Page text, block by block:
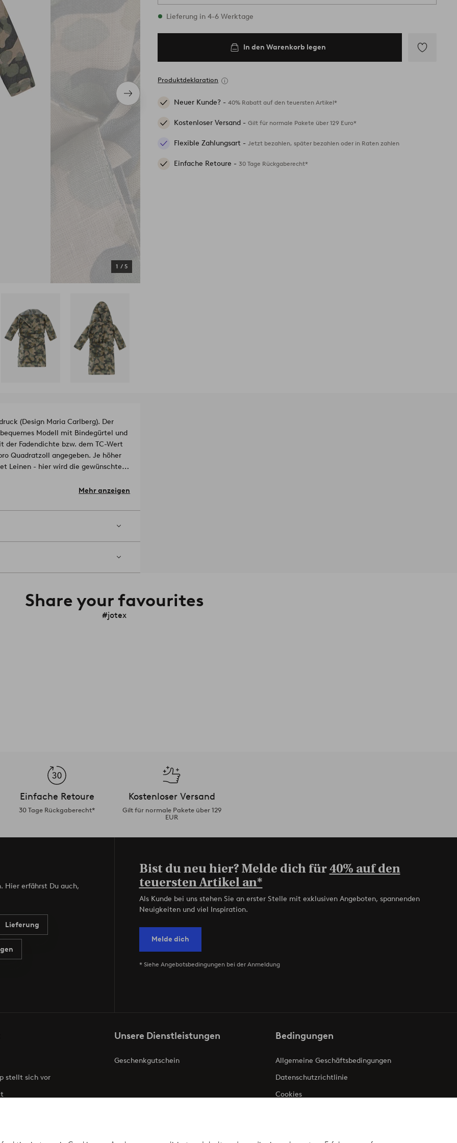
Nächstes
Produkt
1 / 5
Vorrätig
Lieferung in 4-6 Werktage
In den Warenkorb legen
Produktdeklaration
Neuer Kunde? -40% Rabatt auf den teuersten Artikel*
Kostenloser Versand -Gilt für normale Pakete über 129 Euro*
Flexible Zahlungsart -Jetzt bezahlen, später bezahlen oder in Raten zahlen
Einfache Retoure -30 Tage Rückgaberecht*
(Design Maria Carlberg). Der
Modell mit Bindegürtel und
der Fadendichte bzw. dem TC-Wert
Quadratzoll angegeben. Je höher
Leinen - hier wird die gewünschte
Flachsanbau stammt. Bei der
Duschen oder
Mehr anzeigen
Share your favourites
#jotex
Einfache Retoure
30 Tage Rückgaberecht*
Kostenloser Versand
Gilt für normale Pakete über 129
EUR
Hier erfährst Du auch,
Lieferung
Bist du neu hier? Melde dich für40% auf den
teuersten Artikel an*
Als Kunde bei uns stehen Sie an erster Stelle mit exklusiven Angeboten, spannenden
Neuigkeiten und viel Inspiration.
Melde dich
* Siehe Angebotsbedingungen bei der Anmeldung
stellt sich vor
Unsere Dienstleistungen
Geschenkgutschein
Bedingungen
Allgemeine Geschäftsbedingungen
Datenschutzrichtlinie
Cookies